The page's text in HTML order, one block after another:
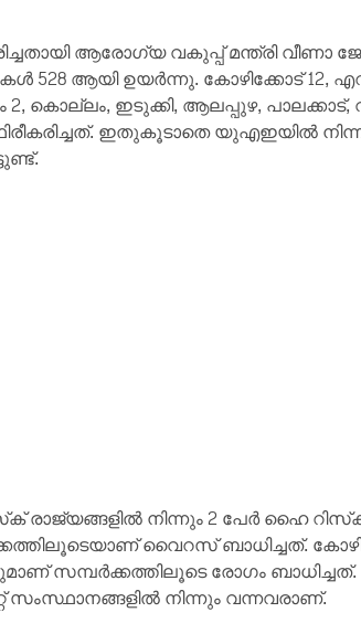
ആരോഗ്യ വകുപ്പ് മന്ത്രി വീണാ
ആയി ഉയർന്നു. കോഴിക്കോട് 12,
2, കൊല്ലം, ഇടുക്കി, ആലപ്പുഴ,
ഇതുകൂടാതെ യുഎഇയില്‍
രാജ്യങ്ങളില്‍ നിന്നും 2 പേര്‍ ഹൈ
വൈറസ് ബാധിച്ചത്.
സമ്പര്‍ക്കത്തിലൂടെ രോഗം
സംസ്ഥാനങ്ങളില്‍ നിന്നും വന്നവരാണ്.